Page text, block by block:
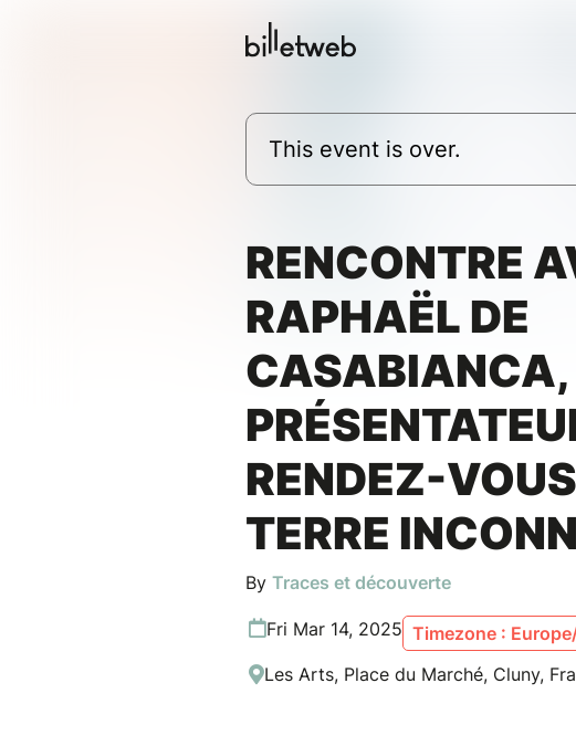
This event is over.
RENCONTRE
RAPHAËL DE
CASABIANCA,
RENDEZ-
TERRE
By Traces et découverte
Fri Mar 14, 2025 Timezone :
Les Arts, Place du Marché, Cluny,